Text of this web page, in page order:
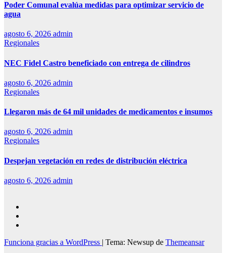
Poder Comunal evalúa medidas para optimizar servicio de
agua
agosto 6, 2026 admin
Regionales
NEC Fidel Castro beneficiado con entrega de cilindros
agosto 6, 2026 admin
Regionales
Llegaron más de 64 mil unidades de medicamentos e insumos
agosto 6, 2026 admin
Regionales
Despejan vegetación en redes de distribución eléctrica
agosto 6, 2026 admin
Funciona gracias a WordPress | Tema: Newsup de Themeansar